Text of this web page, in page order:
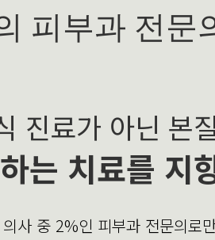
피부과 전문
진료가 아닌 본
는 치료를 지
사 중 2%인 피부과 전문의로